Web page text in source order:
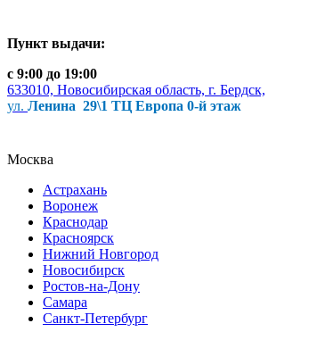
Пункт выдачи:
с 9:00 до 19:00
633010, Новосибирская область, г. Бердск,
ул. Ленина 29\1 ТЦ Европа 0-й этаж
Москва
Астрахань
Воронеж
Краснодар
Красноярск
Нижний Новгород
Новосибирск
Ростов-на-Дону
Самара
Санкт-Петербург